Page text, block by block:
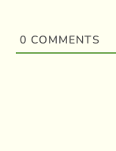
0 COMMENTS